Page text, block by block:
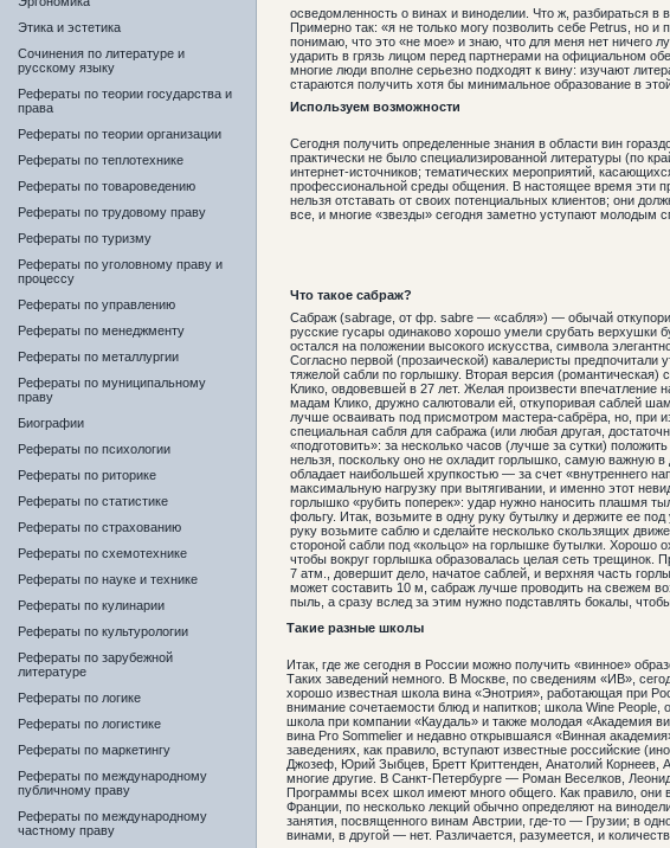
Этика и эстетика
Сочинения по литературе и
русскому языку
Рефераты по теории государства и
права
Рефераты по теории организации
Рефераты по теплотехнике
Рефераты по товароведению
Рефераты по трудовому праву
Рефераты по туризму
Рефераты по уголовному праву и
процессу
Рефераты по управлению
Рефераты по менеджменту
Рефераты по металлургии
Рефераты по муниципальному
праву
Биографии
Рефераты по психологии
Рефераты по риторике
Рефераты по статистике
Рефераты по страхованию
Рефераты по схемотехнике
Рефераты по науке и технике
Рефераты по кулинарии
Рефераты по культурологии
Рефераты по зарубежной
литературе
Рефераты по логике
Рефераты по логистике
Рефераты по маркетингу
Рефераты по международному
публичному праву
Рефераты по международному
частному праву
осведомленность о винах и виноделии. Что ж, разбираться
Примерно так: «я не только могу позволить себе Petrus, но
понимаю, что это «не мое» и знаю, что для меня нет ничего
ударить в грязь лицом перед партнерами на официальном
многие люди вполне серьезно подходят к вину: изучают
стараются получить хотя бы минимальное образование в
Используем возможности
Сегодня получить определенные знания в области вин
практически не было специализированной литературы (по
интернет-источников; тематических мероприятий,
профессиональной среды общения. В настоящее время эти
нельзя отставать от своих потенциальных клиентов; они
все, и многие «звезды» сегодня заметно уступают молодым
Что такое сабраж?
Сабраж (sabrage, от фр. sabrе — «сабля») — обычай
русские гусары одинаково хорошо умели срубать верхушки
остался на положении высокого искусства, символа
Согласно первой (прозаической) кавалеристы
тяжелой сабли по горлышку. Вторая версия
Клико, овдовевшей в 27 лет. Желая произвести
мадам Клико, дружно салютовали ей, откупоривая саблей
лучше осваивать под присмотром мастера-сабрёра, но, при
специальная сабля для сабража (или любая другая,
«подготовить»: за несколько часов (лучше за сутки)
нельзя, поскольку оно не охладит горлышко, самую важную
обладает наибольшей хрупкостью — за счет «внутреннего
максимальную нагрузку при вытягивании, и именно этот
горлышко «рубить поперек»: удар нужно наносить плашмя
фольгу. Итак, возьмите в одну руку бутылку и держите ее
руку возьмите саблю и сделайте несколько скользящих
стороной сабли под «кольцо» на горлышке бутылки. Хорошо
чтобы вокруг горлышка образовалась целая сеть трещинок.
7 атм., довершит дело, начатое саблей, и верхняя часть
может составить 10 м, сабраж лучше проводить на свежем
пыль, а сразу вслед за этим нужно подставлять бокалы,
Такие разные школы
Итак, где же сегодня в России можно получить «винное»
Таких заведений немного. В Москве, по сведениям «ИВ»,
хорошо известная школа вина «Энотрия», работающая при
внимание сочетаемости блюд и напитков; школа Wine
школа при компании «Каудаль» и также молодая «Академия
вина Pro Sommelier и недавно открывшаяся «Винная
заведениях, как правило, вступают известные российские
Джозеф, Юрий Зыбцев, Бретт Криттенден, Анатолий Корнеев,
многие другие. В Санкт-Петербурге — Роман Веселков,
Программы всех школ имеют много общего. Как правило, они
Франции, по несколько лекций обычно определяют на
занятия, посвященного винам Австрии, где-то — Грузии; в
винами, в другой — нет. Различается, разумеется, и